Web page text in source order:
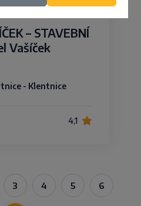
– STAVEBNÍ
Vašíček
- Klentnice
4,1
3 4 5 6